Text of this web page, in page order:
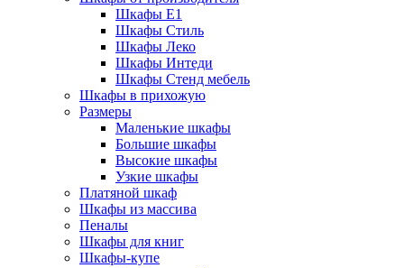
Шкафы E1
Шкафы Стиль
Шкафы Леко
Шкафы Интеди
Шкафы Стенд мебель
Шкафы в прихожую
Размеры
Маленькие шкафы
Большие шкафы
Высокие шкафы
Узкие шкафы
Платяной шкаф
Шкафы из массива
Пеналы
Шкафы для книг
Шкафы-купе